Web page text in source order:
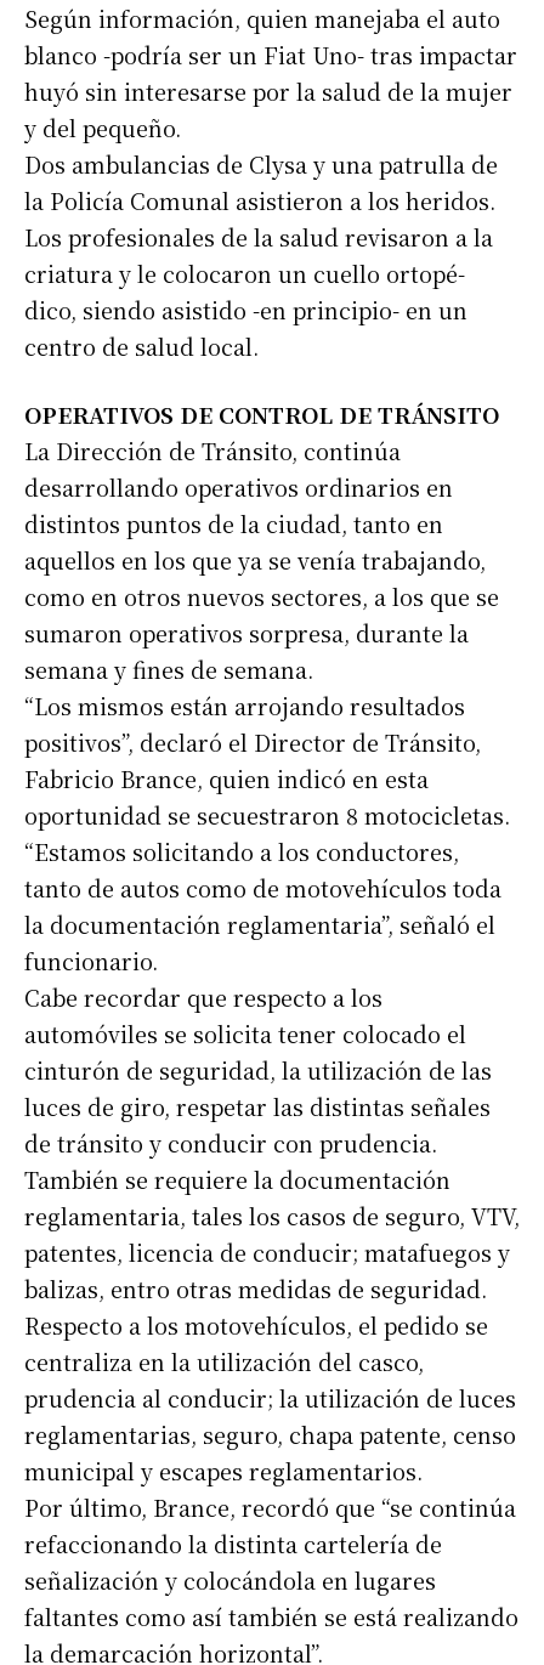
Según información, quien manejaba el auto
blanco -podría ser un Fiat Uno- tras impactar
huyó sin interesarse por la salud de la mujer
y del pequeño.
Dos ambulancias de Clysa y una patrulla de
la Policía Comunal asistieron a los heridos.
Los profesionales de la salud revisaron a la
criatura y le colocaron un cuello ortopé-
dico, siendo asistido -en principio- en un
centro de salud local.
OPERATIVOS DE CONTROL DE TRÁNSITO
La Dirección de Tránsito, continúa
desarrollando operativos ordinarios en
distintos puntos de la ciudad, tanto en
aquellos en los que ya se venía trabajando,
como en otros nuevos sectores, a los que se
sumaron operativos sorpresa, durante la
semana y fines de semana.
“Los mismos están arrojando resultados
positivos”, declaró el Director de Tránsito,
Fabricio Brance, quien indicó en esta
oportunidad se secuestraron 8 motocicletas.
“Estamos solicitando a los conductores,
tanto de autos como de motovehículos toda
la documentación reglamentaria”, señaló el
funcionario.
Cabe recordar que respecto a los
automóviles se solicita tener colocado el
cinturón de seguridad, la utilización de las
luces de giro, respetar las distintas señales
de tránsito y conducir con prudencia.
También se requiere la documentación
reglamentaria, tales los casos de seguro, VTV,
patentes, licencia de conducir; matafuegos y
balizas, entro otras medidas de seguridad.
Respecto a los motovehículos, el pedido se
centraliza en la utilización del casco,
prudencia al conducir; la utilización de luces
reglamentarias, seguro, chapa patente, censo
municipal y escapes reglamentarios.
Por último, Brance, recordó que “se continúa
refaccionando la distinta cartelería de
señalización y colocándola en lugares
faltantes como así también se está realizando
la demarcación horizontal”.